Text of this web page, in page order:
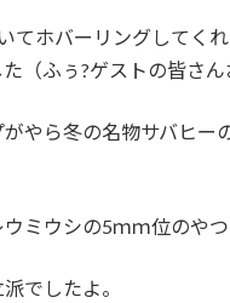
:
ホバーリングしてくれ
（ふぅ?ゲストの皆さん
やら冬の名物サバヒー
ミウシの5ｍｍ位のやつ
でしたよ。